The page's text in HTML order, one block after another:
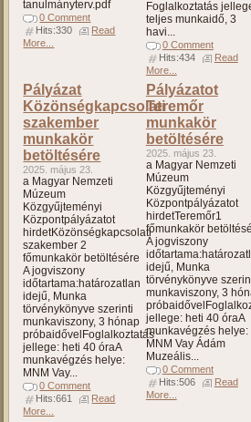
tanulmányterv.pdf
0 Comment
Hits:330
Read
More...
Foglalkoztatás
teljes munkaidő, 3
havi...
0 Comment
Hits:434
Read
More...
Pályázat
Közönségkapcsolati
szakember
munkakör
betöltésére
2025. május 23.
a Magyar Nemzeti
Múzeum
Közgyűjteményi
Központpályázatot
hirdetKözönségkapcsolati
szakember 2
főmunkakör betöltésére
A jogviszony
időtartama:határozatlan
idejű, Munka
törvénykönyve szerinti
munkaviszony, 3 hónap
próbaidővelFoglalkoztatás
jellege: heti 40 óraA
munkavégzés helye:
MNM Vay...
0 Comment
Hits:661
Read
More...
Pályázatot
Teremőr
munkakör
betöltésére
2025. május 23.
a Magyar Nemzeti
Múzeum
Közgyűjteményi
Központpályázatot
hirdetTeremőr1
főmunkakör
A jogviszony
idejű, Munka
törvénykönyve
munkaviszony, 3
jellege: heti 40 óraA
munkavégzés helye:
MNM Vay Ádám
Muzeális...
0 Comment
Hits:506
Read
More...